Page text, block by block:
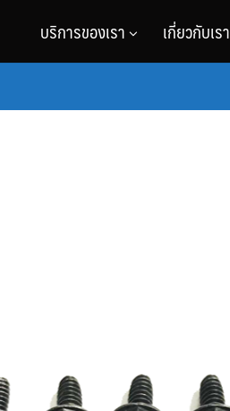
บริการของเรา เกี่ยวกับเรา